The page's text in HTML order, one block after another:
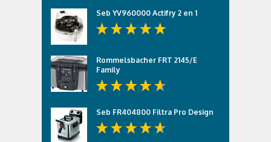
Seb YV960000 Actifry 2 en 1
Rommelsbacher FRT 2145/E
Family
Seb FR404800 Filtra Pro Design